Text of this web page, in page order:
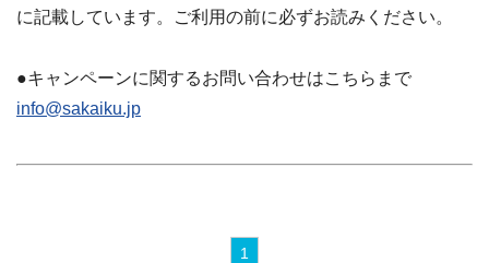
に記載しています。ご利用の前に必ずお読みください。
●キャンペーンに関するお問い合わせはこちらまで
info@sakaiku.jp
1